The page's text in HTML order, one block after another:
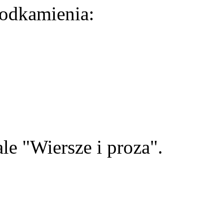
"Wiersze i proza".